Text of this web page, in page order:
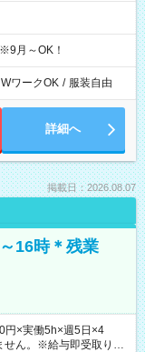
月～OK！
ワークOK / 服装自由
詳細へ
掲載日：2026.08.07
16時＊残業
×実働5h×週5日×4
ん。※給与即受取りサ